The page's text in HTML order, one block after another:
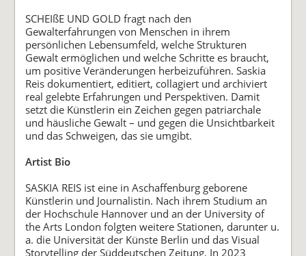
SCHEIßE UND GOLD fragt nach den
Gewalterfahrungen von Menschen in ihrem
persönlichen Lebensumfeld, welche Strukturen
Gewalt ermöglichen und welche Schritte es braucht,
um positive Veränderungen herbeizuführen. Saskia
Reis dokumentiert, editiert, collagiert und archiviert
real gelebte Erfahrungen und Perspektiven. Damit
setzt die Künstlerin ein Zeichen gegen patriarchale
und häusliche Gewalt – und gegen die Unsichtbarkeit
und das Schweigen, das sie umgibt.
Artist Bio
SASKIA REIS ist eine in Aschaffenburg geborene
Künstlerin und Journalistin. Nach ihrem Studium an
der Hochschule Hannover und an der University of
the Arts London folgten weitere Stationen, darunter u.
a. die Universität der Künste Berlin und das Visual
Storytelling der Süddeutschen Zeitung. In 2023